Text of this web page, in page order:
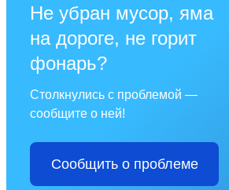
Не убран мусор, яма
на дороге, не горит
фонарь?
Столкнулись с проблемой —
сообщите о ней!
Сообщить о проблеме